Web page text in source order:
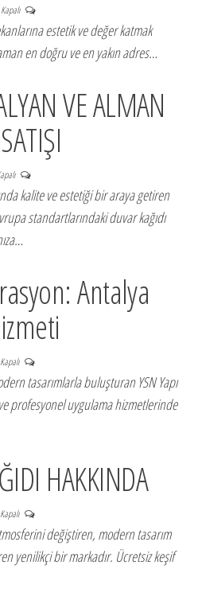
Kapalı
estetik ve değer katmak
en doğru ve en yakın adres…
VE ALMAN
kalite ve estetiği bir araya getiren
standartlarındaki duvar kağıdı
Antalya
Kapalı
tasarımlarla buluşturan YSN Yapı
profesyonel uygulama hizmetlerinde
HAKKINDA
Kapalı
değiştiren, modern tasarım
yenilikçi bir markadır. Ücretsiz keşif